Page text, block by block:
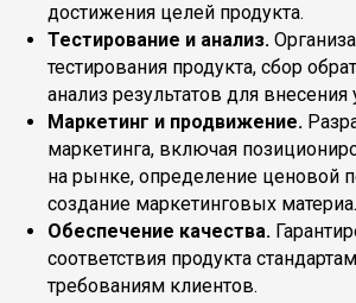
достижения целей продукта.
Тестирование и анализ.
тестирования продукта, сбор
анализ результатов для
Маркетинг и продвижение.
маркетинга, включая
на рынке, определение ценовой
создание маркетинговых
Обеспечение качества.
соответствия продукта
требованиям клиентов.